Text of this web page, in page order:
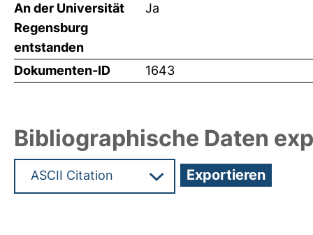
An der Universität
Regensburg
entstanden
Ja
Dokumenten-ID 1643
Bibliographische Daten